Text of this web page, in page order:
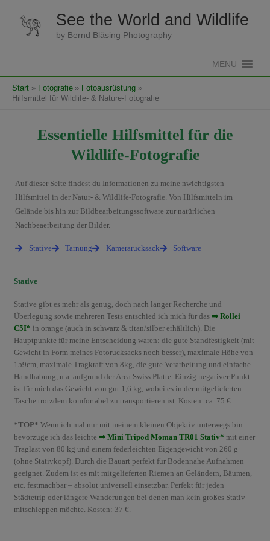
springen
See the World and Wildlife
by Bernd Bläsing Photography
MENU
Start Fotografie
Fotoausrüstung
Hilfsmittel für Wildlife- & Nature-Fotografie
Essentielle Hilfsmittel für die
Wildlife-Fotografie
Auf dieser Seite findest du Informationen zu meine nwichtigsten
Hilfsmittel in der Natur- & Wildlife-Fotografie. Von Hilfsmitteln im
Gelände bis hin zur Bildbearbeitungssoftware zur natürlichen
Nachbeaerbeitung der Bilder.
Stative Tarnung Kamerarucksack Software
Stative
Stative gibt es mehr als genug, doch nach langer Recherche und
Überlegung sowie mehreren Tests entschied ich mich für das ⇒ Rollei
C5I* in orange (auch in schwarz & titan/silber erhältlich). Die
Hauptpunkte für meine Entscheidung waren: die gute Standfestigkeit (mit
Gewicht in Form meines Fotorucksacks noch besser), maximale Höhe von
159cm, maximale Tragkraft von 8kg, die gute Verarbeitung und einfache
Handhabung, u.a. aufgrund der Arca Swiss Platte. Einzig negativer Punkt
ist für mich das Gewicht von gut 1,6 kg, wobei es in der mitgelieferten
Tasche trotzdem komfortabel zu transportieren ist. Kosten: ca. 75 €.
*TOP* Wenn ich mal nur mit meinem kleinen Objektiv unterwegs bin
bevorzuge ich das leichte ⇒ Mini Tripod Moman TR01 Stativ* mit einer
Traglast von 80 kg und einem federleichten Eigengewicht von 260 g
(ohne Stativkopf). Durch die Bauart perfekt für Bodennahe Aufnahmen
geeignet. Zudem ist es mit mitgelieferten Riemen an Geländern, Bäumen,
etc. festmachbar – absolut universell einsetzbar. Perfekt für jeden
Städtetrip oder längere Wanderungen bei denen man kein großes Stativ
mitschleppen möchte. Kosten: 37 €.